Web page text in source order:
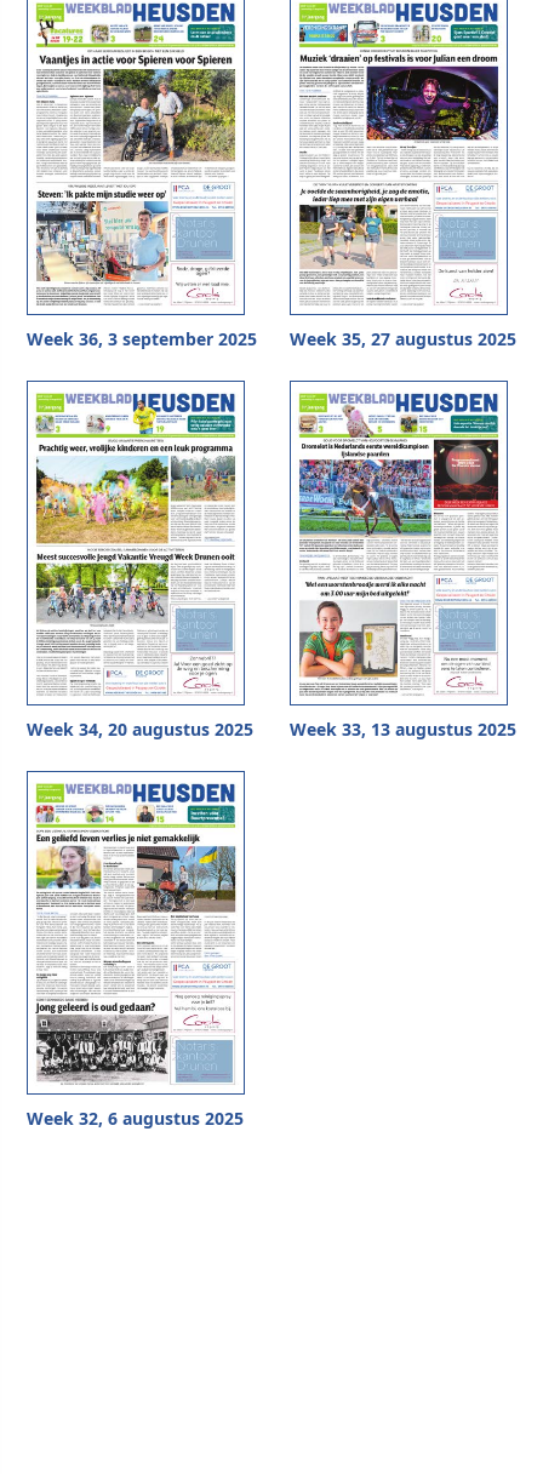
Week 36, 3 september 2025 Week 35, 27 augustus 2025
Week 34, 20 augustus 2025 Week 33, 13 augustus 2025
Week 32, 6 augustus 2025